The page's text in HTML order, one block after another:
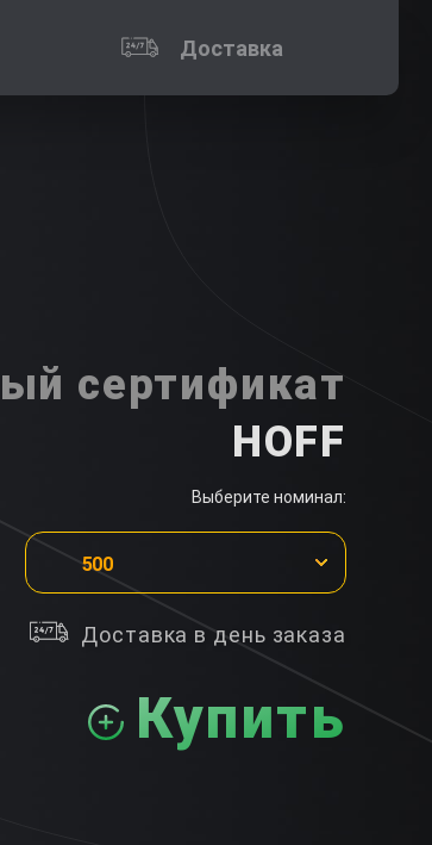
Доставка
сертификат
HOFF
Выберите номинал:
500
Доставка в день заказа
Купить